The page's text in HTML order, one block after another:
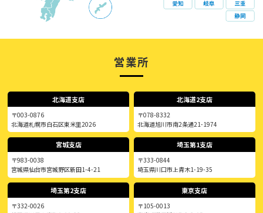
営業所
北海道支店
〒003-0876
北海道札幌市白石区東米里2026
北海道2支店
〒078-8332
北海道旭川市南2条通21-1974
宮城支店
〒983-0038
宮城県仙台市宮城野区新田1-4-21
埼玉第1支店
〒333-0844
埼玉県川口市上青木1-19-35
埼玉第2支店
〒332-0026
東京支店
〒105-0013